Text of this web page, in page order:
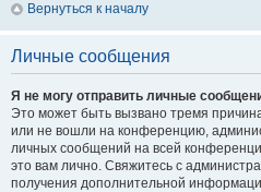
Вернуться к началу
Личные сообщения
Я не могу отправить личные
Это может быть вызвано тремя
или не вошли на конференцию,
личных сообщений на всей
это вам лично. Свяжитесь с
получения дополнительной